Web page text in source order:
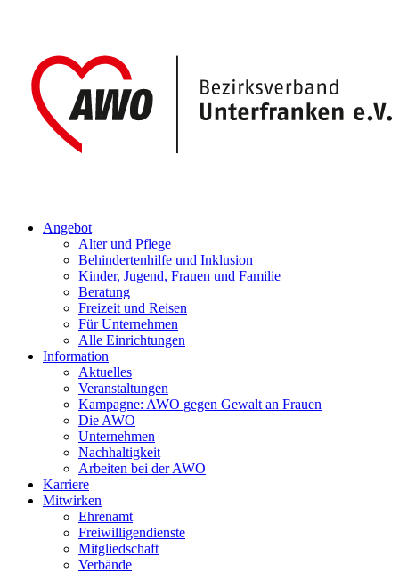
Angebot
Alter und Pflege
Behindertenhilfe und Inklusion
Kinder, Jugend, Frauen und Familie
Beratung
Freizeit und Reisen
Für Unternehmen
Alle Einrichtungen
Information
Aktuelles
Veranstaltungen
Kampagne: AWO gegen Gewalt an Frauen
Die AWO
Unternehmen
Nachhaltigkeit
Arbeiten bei der AWO
Karriere
Mitwirken
Ehrenamt
Freiwilligendienste
Mitgliedschaft
Verbände